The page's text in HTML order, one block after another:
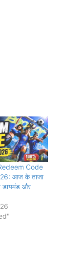
Code
आज के ताजा
डायमंड और